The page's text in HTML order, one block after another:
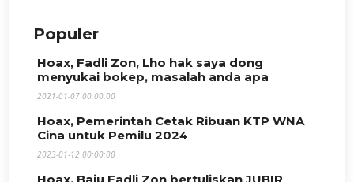
Populer
Hoax, Fadli Zon, Lho hak saya dong
menyukai bokep, masalah anda apa
2021-01-07 00:00:00
Hoax, Pemerintah Cetak Ribuan KTP WNA
Cina untuk Pemilu 2024
2023-01-12 00:00:00